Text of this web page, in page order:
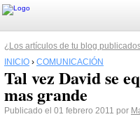
¿Los artículos de tu blog
INICIO › COMUNICACIÓN
Tal vez David se
mas grande
Publicado el 01 febrero 2011 por